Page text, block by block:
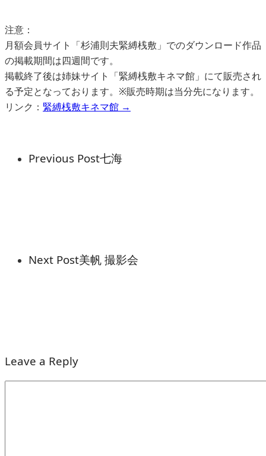
注意：
月額会員サイト「杉浦則夫緊縛桟敷」でのダウンロード作品
の掲載期間は四週間です。
掲載終了後は姉妹サイト「緊縛桟敷キネマ館」にて販売され
る予定となっております。※販売時期は当分先になります。
リンク： 緊縛桟敷キネマ館 →
Previous Post七海
Next Post美帆 撮影会
Leave a Reply